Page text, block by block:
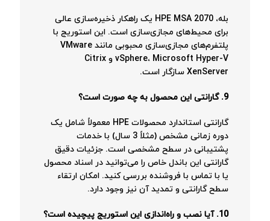
بله، HPE MSA 2070 یک راهکار ذخیره‌سازی عالی
برای محیط‌های مجازی‌سازی است. این استوریج با
پلتفرم‌های مجازی‌سازی محبوبی مانند VMware
vSphere، Microsoft Hyper-V و Citrix
XenServer سازگار است.
9. گارانتی این محصول به چه صورت است؟
گارانتی استاندارد محصولات HPE معمولاً شامل یک
دوره زمانی مشخص (مثلاً 3 سال) با خدمات
پشتیبانی در سطح مشخصی است. جزئیات دقیق
گارانتی این باندل خاص را می‌توانید در اسناد محصول
یا با تماس با فروشنده بررسی کنید. امکان ارتقاء
سطح گارانتی و تمدید آن نیز وجود دارد.
10. آیا نصب و راه‌اندازی این استوریج پیچیده است؟